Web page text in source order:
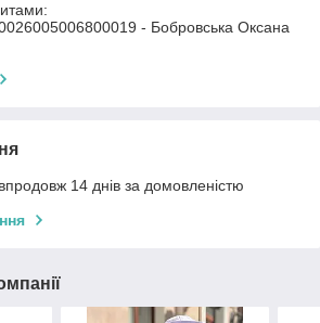
- Бобровська Оксана
14 днів за домовленістю